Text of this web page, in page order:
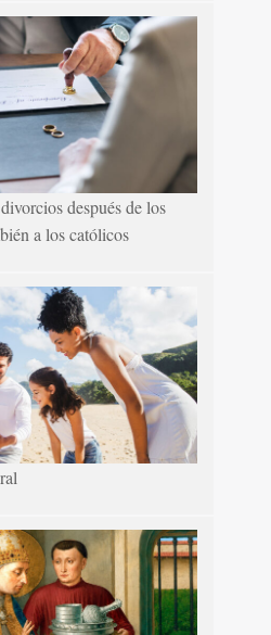
después de los
a los católicos